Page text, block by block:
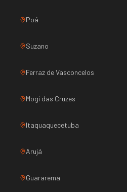
Poá
Suzano
Ferraz de Vasconcelos
Mogi das Cruzes
Itaquaquecetuba
Arujá
Guararema